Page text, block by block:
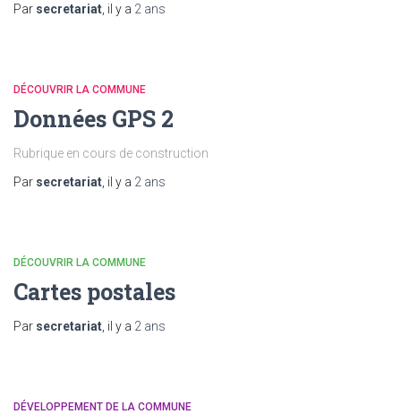
Par secretariat , il y a 2 ans
DÉCOUVRIR LA COMMUNE
Données GPS 2
Rubrique en cours de construction
Par secretariat , il y a 2 ans
DÉCOUVRIR LA COMMUNE
Cartes postales
Par secretariat , il y a 2 ans
DÉVELOPPEMENT DE LA COMMUNE